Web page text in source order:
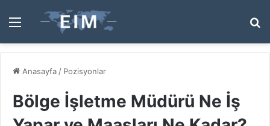
Menü
...
Anasayfa / Pozisyonlar
Bölge İşletme Müdürü Ne İş